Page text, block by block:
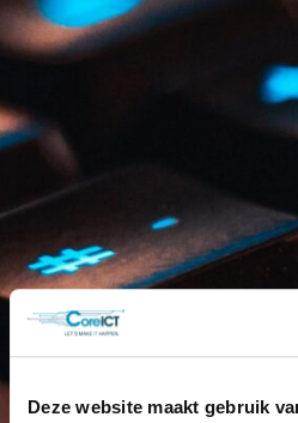
Deze website maakt gebruik